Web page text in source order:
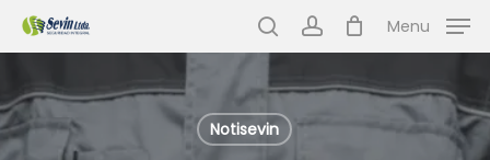
Skip
content
searchaccount
Menu
Notisevin